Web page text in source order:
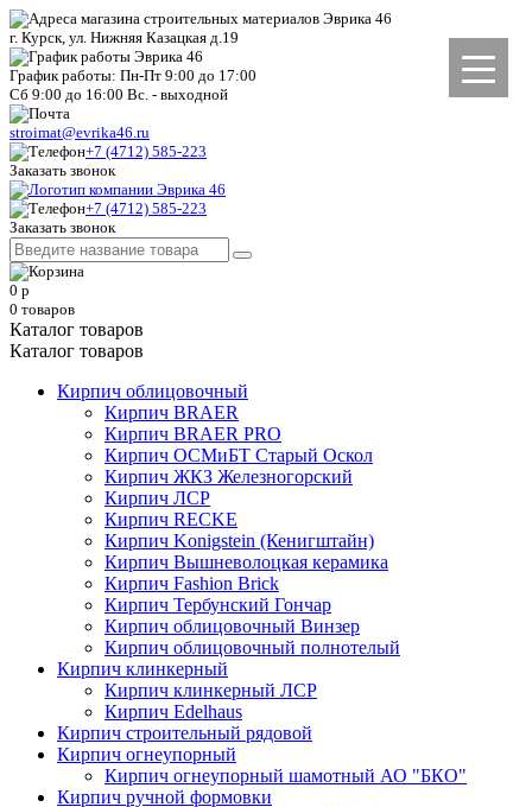
г. Курск, ул. Нижняя Казацкая д.19
График работы: Пн-Пт 9:00 до 17:00
Сб 9:00 до 16:00 Вс. - выходной
stroimat@evrika46.ru
+7 (4712) 585-223
Заказать звонок
+7 (4712) 585-223
Заказать звонок
0 р
0 товаров
Каталог товаров
Каталог товаров
Кирпич облицовочный
Кирпич BRAER
Кирпич BRAER PRO
Кирпич ОСМиБТ Старый Оскол
Кирпич ЖКЗ Железногорский
Кирпич ЛСР
Кирпич RECKE
Кирпич Konigstein (Кенигштайн)
Кирпич Вышневолоцкая керамика
Кирпич Fashion Brick
Кирпич Тербунский Гончар
Кирпич облицовочный Винзер
Кирпич облицовочный полнотелый
Кирпич клинкерный
Кирпич клинкерный ЛСР
Кирпич Edelhaus
Кирпич строительный рядовой
Кирпич огнеупорный
Кирпич огнеупорный шамотный АО "БКО"
Кирпич ручной формовки